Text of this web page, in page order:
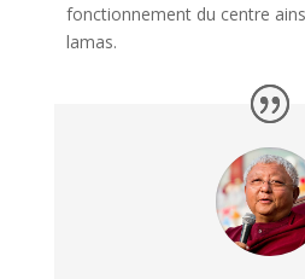
fonctionnement du centre
lamas.